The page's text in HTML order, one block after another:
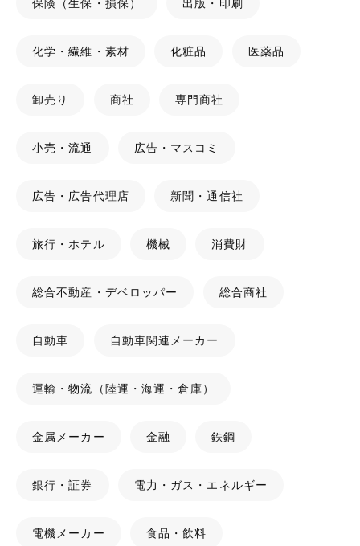
保険（生保・損保） 出版・印刷
化学・繊維・素材 化粧品 医薬品
卸売り 商社 専門商社
小売・流通 広告・マスコミ
広告・広告代理店 新聞・通信社
旅行・ホテル 機械 消費財
総合不動産・デベロッパー 総合商社
自動車 自動車関連メーカー
運輸・物流（陸運・海運・倉庫）
金属メーカー 金融 鉄鋼
銀行・証券 電力・ガス・エネルギー
電機メーカー 食品・飲料